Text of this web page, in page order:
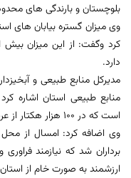
بلوچستان و بارندگی های
کرد وگفت: از این میزان
دارد.
مدیرکل منابع طبیعی و
منابع طبیعی استان اشاره
است که در 100 هزار هکتار از عرصه های استان رویش دارد.
برداران شد که نیازمند
ارزشمند به صورت خام از